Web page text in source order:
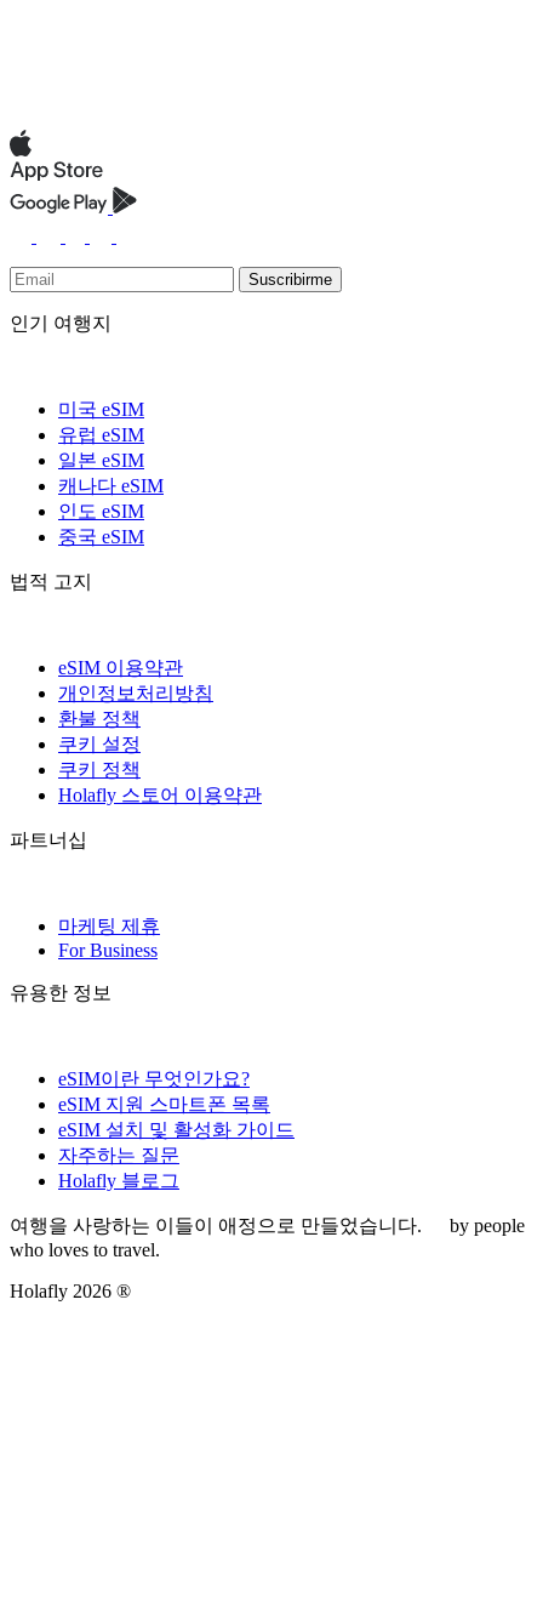
Suscribirme
인기 여행지
미국 eSIM
유럽 eSIM
일본 eSIM
캐나다 eSIM
인도 eSIM
중국 eSIM
법적 고지
eSIM 이용약관
개인정보처리방침
환불 정책
쿠키 설정
쿠키 정책
Holafly 스토어 이용약관
파트너십
마케팅 제휴
For Business
유용한 정보
eSIM이란 무엇인가요?
eSIM 지원 스마트폰 목록
eSIM 설치 및 활성화 가이드
자주하는 질문
Holafly 블로그
여행을 사랑하는 이들이 애정으로 만들었습니다.
by people
who loves to travel.
Holafly 2026 ®